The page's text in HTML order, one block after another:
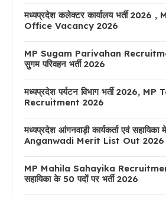
मध्यप्रदेश कलेक्टर कार्यालय भर्ती 2026
Office Vacancy 2026
MP Sugam Parivahan
सुगम परिवहन भर्ती 2026
मध्यप्रदेश पर्यटन विभाग भर्ती 2026,
Recruitment 2026
मध्यप्रदेश आंगनवाड़ी कार्यकर्ता एवं सहायिका
Anganwadi Merit List Out 2026
MP Mahila Sahayika
सहायिका के 50 पदों पर भर्ती 2026